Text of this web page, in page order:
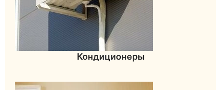
Кондиционеры